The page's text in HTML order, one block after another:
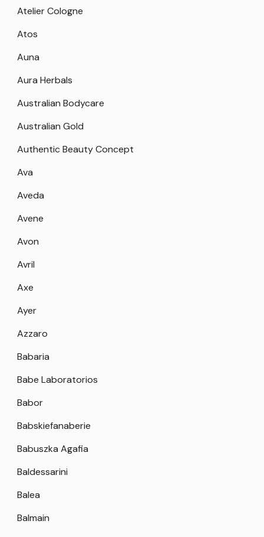
Atelier Cologne
Atos
Auna
Aura Herbals
Australian Bodycare
Australian Gold
Authentic Beauty Concept
Ava
Aveda
Avene
Avon
Avril
Axe
Ayer
Azzaro
Babaria
Babe Laboratorios
Babor
Babskiefanaberie
Babuszka Agafia
Baldessarini
Balea
Balmain